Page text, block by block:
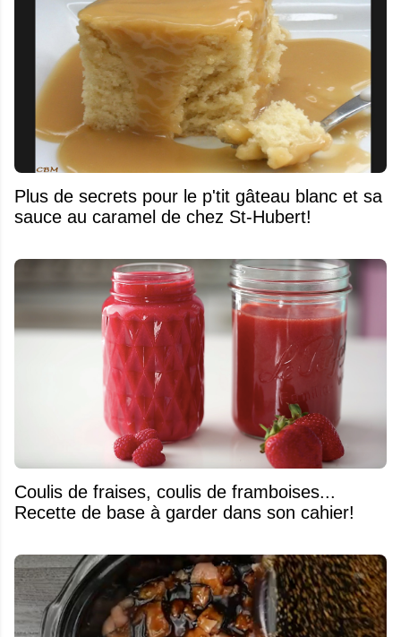
Plus de secrets pour le p'tit gâteau blanc et sa
sauce au caramel de chez St-Hubert!
Coulis de fraises, coulis de framboises...
Recette de base à garder dans son cahier!